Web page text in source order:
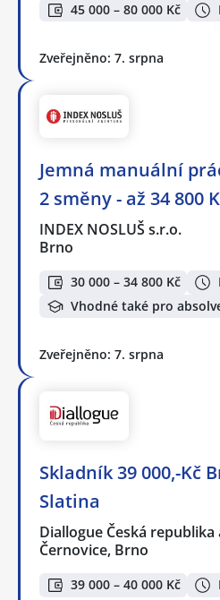
45 000 – 80 000 Kč
Zveřejněno: 7. srpna
Jemná manuální
2 směny - až 34 800
INDEX NOSLUŠ s.r.o.
Brno
30 000 – 34 800 Kč
Vhodné také pro
Zveřejněno: 7. srpna
Skladník 39 000,-Kč
Slatina
Diallogue Česká republika
Černovice, Brno
39 000 – 40 000 Kč